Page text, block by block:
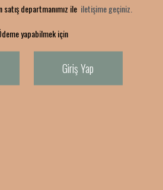
departmanımız ile iletişime geçiniz.
yapabilmek için
Giriş Yap